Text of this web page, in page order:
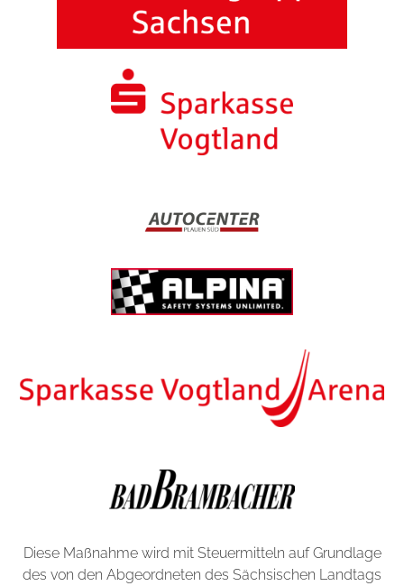
Diese Maßnahme wird mit Steuermitteln auf Grundlage
des von den Abgeordneten des Sächsischen Landtags